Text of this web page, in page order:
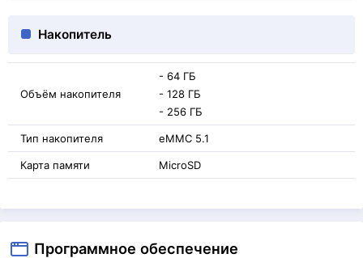
Накопитель
Объём накопителя
- 64 ГБ
- 128 ГБ
- 256 ГБ
Тип накопителя eMMC 5.1
Карта памяти MicroSD
Программное обеспечение